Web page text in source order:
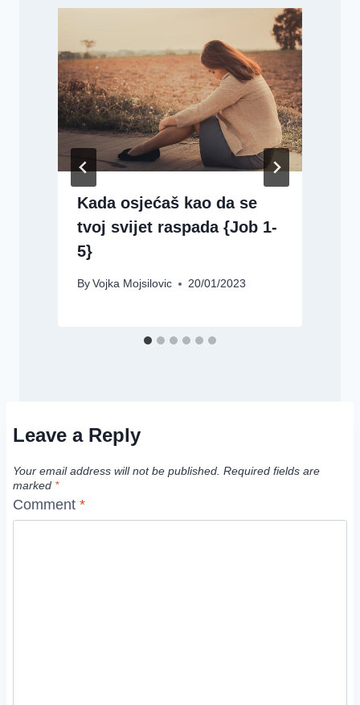
Kada osjećaš kao da se
tvoj svijet raspada {Job 1-
5}
ByVojka Mojsilovic 20/01/2023
Leave a Reply
Your email address will not be published. Required fields are
marked *
Comment *